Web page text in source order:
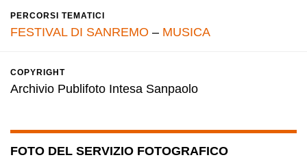
PERCORSI TEMATICI
FESTIVAL DI SANREMO – MUSICA
COPYRIGHT
Archivio Publifoto Intesa Sanpaolo
FOTO DEL SERVIZIO FOTOGRAFICO